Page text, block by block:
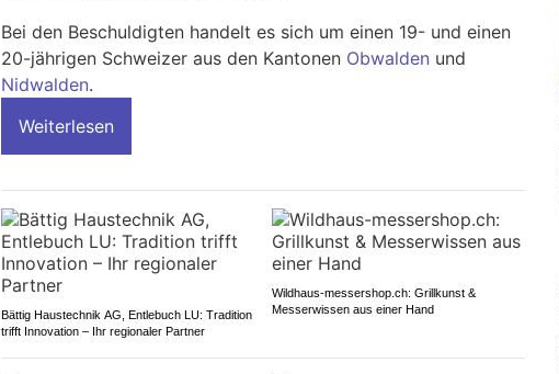
Bei den Beschuldigten handelt es sich um einen 19- und einen
20-jährigen Schweizer aus den Kantonen Obwalden und
Nidwalden.
Weiterlesen
Bättig Haustechnik AG, Entlebuch LU: Tradition
trifft Innovation – Ihr regionaler Partner
Wildhaus-messershop.ch: Grillkunst &
Messerwissen aus einer Hand